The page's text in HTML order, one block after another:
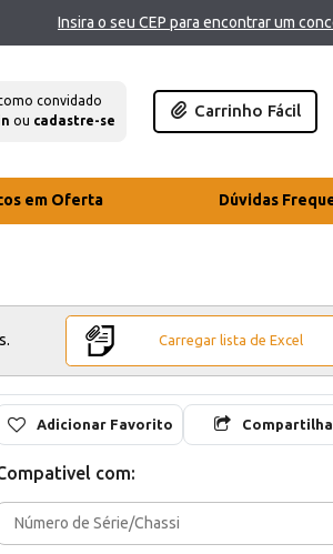
Insira o seu CEP para encontrar um
convidado
ou cadastre-se
Carrinho Fácil
em Oferta Dúvidas
Carregar lista de Excel
Adicionar Favorito
com: